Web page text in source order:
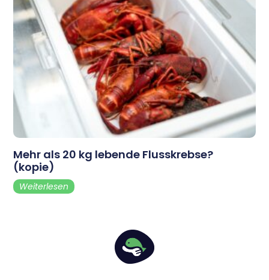
Mehr als 20 kg lebende Flusskrebse?
(kopie)
Weiterlesen